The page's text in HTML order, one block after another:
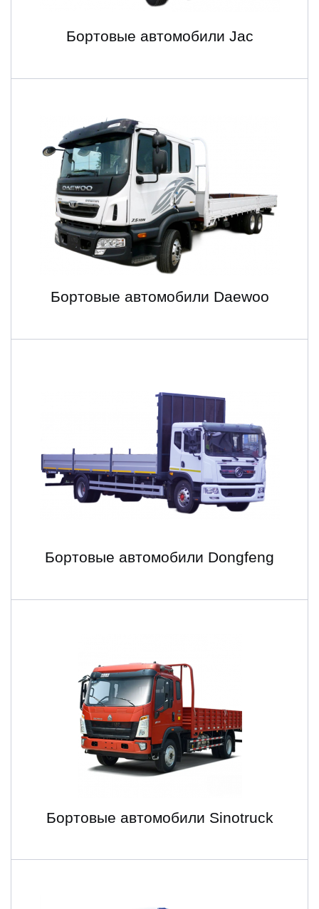
Бортовые автомобили Jac
Бортовые автомобили Daewoo
Бортовые автомобили Dongfeng
Бортовые автомобили Sinotruck